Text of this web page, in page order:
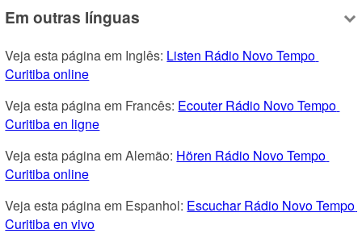
Em outras línguas
Veja esta página em Inglês: Listen Rádio Novo Tempo
Curitiba online
Veja esta página em Francês: Ecouter Rádio Novo Tempo
Curitiba en ligne
Veja esta página em Alemão: Hören Rádio Novo Tempo
Curitiba online
Veja esta página em Espanhol: Escuchar Rádio Novo Tempo
Curitiba en vivo